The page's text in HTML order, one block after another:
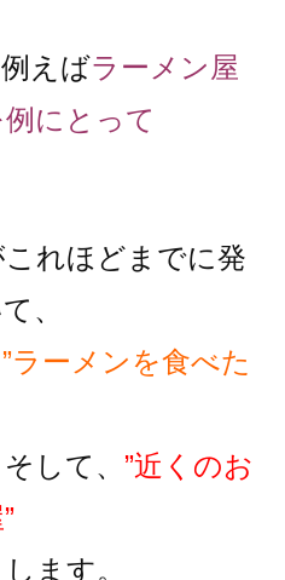
えばラーメン屋
にとって
れほどまでに発
、
”ラーメンを食べた
して、 ”近くのお
ます。